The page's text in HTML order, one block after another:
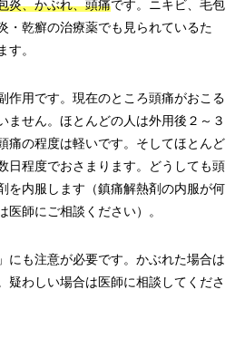
炎、かぶれ、頭痛です。ニキビ、毛包
・乾癬の治療薬でも見られているた
す。
作用です。現在のところ頭痛がおこる
ません。ほとんどの人は外用後２～３
痛の程度は軽いです。そしてほとんど
日程度でおさまります。どうしても頭
を内服します（鎮痛解熱剤の内服が何
師にご相談ください）。
」にも注意が必要です。かぶれた場合は
疑わしい場合は医師に相談してくださ